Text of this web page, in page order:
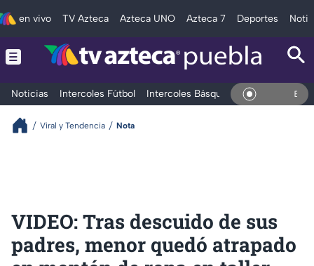
en vivo TV Azteca Azteca UNO Azteca 7 Deportes
Noticias Intercoles Fútbol Intercoles Básquetbol DeportesEn Vivo
Viral y Tendencia Nota
VIDEO: Tras descuido de sus
padres, menor quedó atrapado